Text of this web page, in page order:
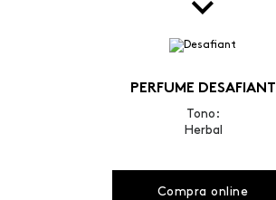
PERFUME DESAFIANT
Tono:
Herbal
Compra online